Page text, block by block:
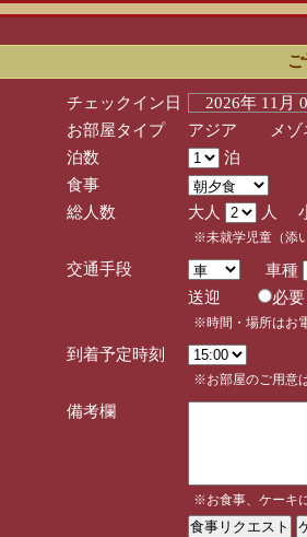
チェックイン日
2026年 11
お部屋タイプ
アジア メゾネ
泊数
泊
食事
総人数
大人 人
※未就学児童（添
交通手段
車種
送迎
※時間・場所はお
到着予定時刻
※お部屋のご用意
備考欄
※お食事、ケーキ